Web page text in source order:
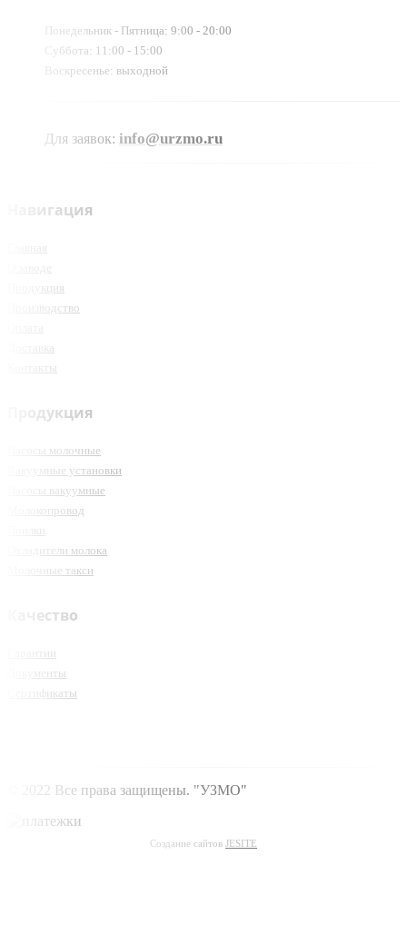
Понедельник - Пятница: 9:00 - 20:00
Суббота: 11:00 - 15:00
Воскресенье: выходной
Для заявок: info@urzmo.ru
Навигация
Главная
О заводе
Продукция
Производство
Доставка
Контакты
Продукция
Насосы молочные
Вакуумные установки
Насосы вакуумные
Молокопровод
Охладители молока
Молочные такси
Качество
Гарантии
Документы
Сертификаты
© 2022 Все права защищены. "УЗМО"
Создание сайтов JESITE